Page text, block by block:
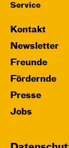
Bin
nach dem
und Anne-
Service
Kontakt
Newsletter
Freunde
Fördernde
Presse
Jobs